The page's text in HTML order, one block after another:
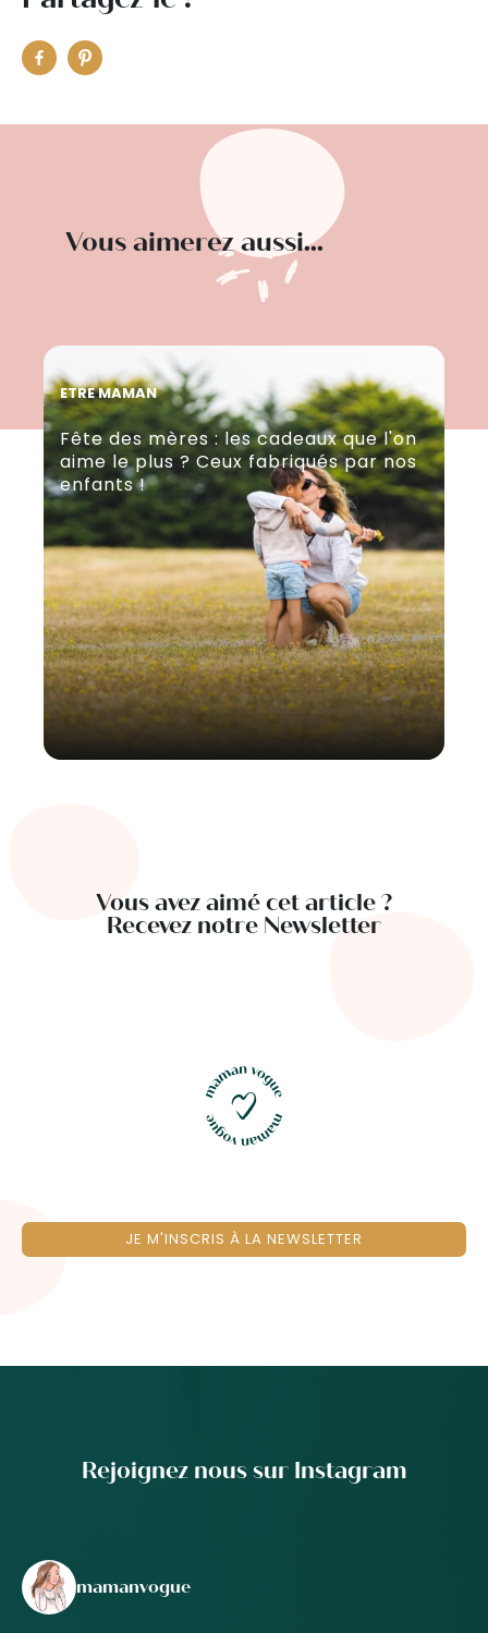
Vous aimerez aussi...
ETRE MAMAN
Fête des mères : les cadeaux que l'on
aime le plus ? Ceux fabriqués par nos
enfants !
Vous avez aimé cet article ?
Recevez notre Newsletter
JE M'INSCRIS À LA NEWSLETTER
Rejoignez nous sur Instagram
mamanvogue